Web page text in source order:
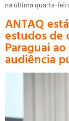
na última quarta-
ANTAQ
estudos de
Paraguai
audiência